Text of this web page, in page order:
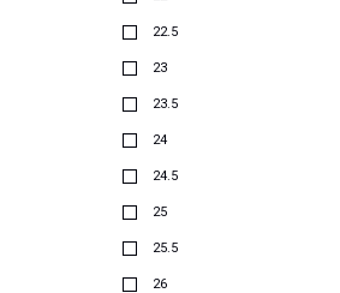
22.5
23
23.5
24
24.5
25
25.5
26